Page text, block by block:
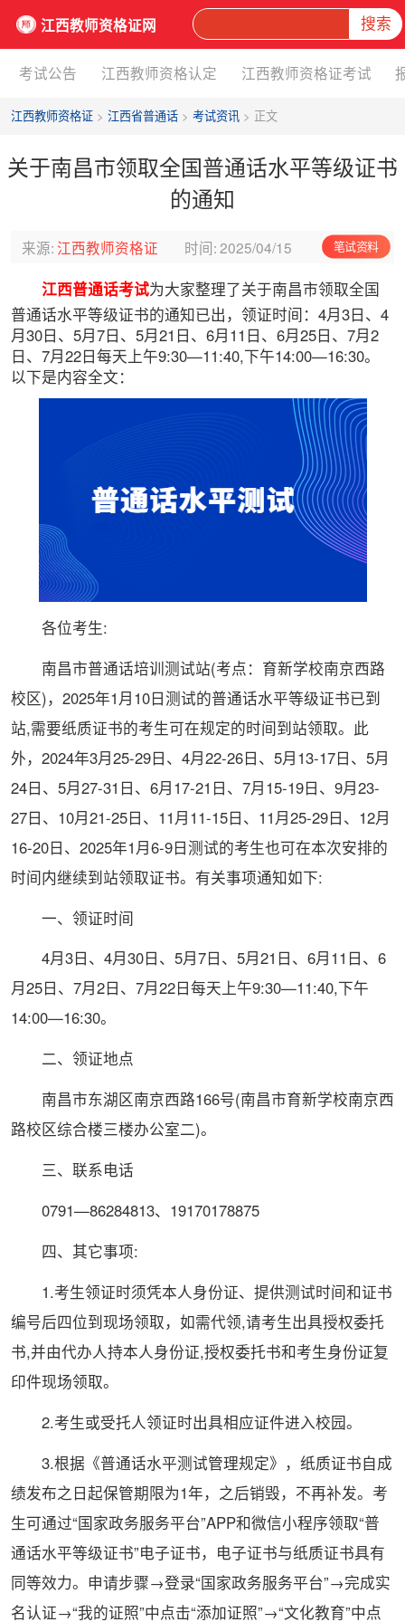
江西教师资格证网 搜索
考试公告 江西教师资格认定 江西教师资格证考试
江西教师资格证> 江西省普通话> 考试资讯> 正文
关于南昌市领取全国普通话水平等级证书
的通知
来源: 江西教师资格证 时间:2025/04/15 笔试资料
江西普通话考试为大家整理了关于南昌市领取全国
普通话水平等级证书的通知已出，领证时间：4月3日、4
月30日、5月7日、5月21日、6月11日、6月25日、7月2
日、7月22日每天上午9:30—11:40,下午14:00—16:30。
以下是内容全文：
各位考生:
南昌市普通话培训测试站(考点：育新学校南京西路
校区)，2025年1月10日测试的普通话水平等级证书已到
站,需要纸质证书的考生可在规定的时间到站领取。此
外，2024年3月25-29日、4月22-26日、5月13-17日、5月
24日、5月27-31日、6月17-21日、7月15-19日、9月23-
27日、10月21-25日、11月11-15日、11月25-29日、12月
16-20日、2025年1月6-9日测试的考生也可在本次安排的
时间内继续到站领取证书。有关事项通知如下:
一、领证时间
4月3日、4月30日、5月7日、5月21日、6月11日、6
月25日、7月2日、7月22日每天上午9:30—11:40,下午
14:00—16:30。
二、领证地点
南昌市东湖区南京西路166号(南昌市育新学校南京西
路校区综合楼三楼办公室二)。
三、联系电话
0791—86284813、19170178875
四、其它事项:
1.考生领证时须凭本人身份证、提供测试时间和证书
编号后四位到现场领取，如需代领,请考生出具授权委托
书,并由代办人持本人身份证,授权委托书和考生身份证复
印件现场领取。
2.考生或受托人领证时出具相应证件进入校园。
3.根据《普通话水平测试管理规定》，纸质证书自成
绩发布之日起保管期限为1年，之后销毁，不再补发。考
生可通过“国家政务服务平台”APP和微信小程序领取“普
通话水平等级证书”电子证书，电子证书与纸质证书具有
同等效力。申请步骤→登录“国家政务服务平台”→完成实
名认证→“我的证照”中点击“添加证照”→“文化教育”中点